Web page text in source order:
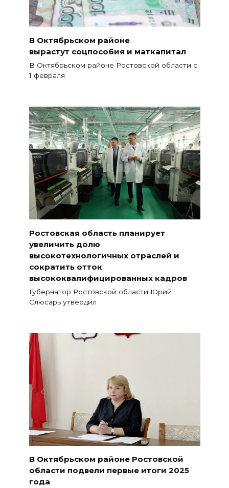
В Октябрьском районе
вырастут соцпособия и маткапитал
В Октябрьском районе Ростовской области с
1 февраля
Ростовская область планирует
увеличить долю
высокотехнологичных отраслей и
сократить отток
высококвалифицированных кадров
Губернатор Ростовской области Юрий
Слюсарь утвердил
В Октябрьском районе Ростовской
области подвели первые итоги 2025
года